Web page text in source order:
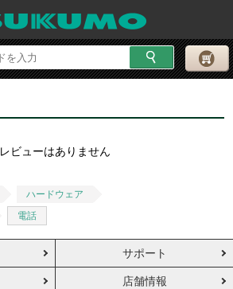
レビューはありません
ハードウェア
電話
サポート
店舗情報